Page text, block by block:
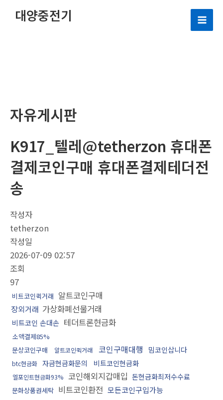
대양중전기
Main
자유게시판
K917_텔레@tetherzon 휴대폰
결제코인구매 휴대폰결제테더전
송
작성자
tetherzon
작성일
2026-07-09 02:57
조회
97
비트코인퀵거래 알트코인구매
장외거래 가상화폐선물거래
비트코인 손대손 테더트론현금화
소액결제85%
문상코인구매
알트코인퀵거래 코인구매대행 밈코인삽니다
btc현금화 자금현금화문의 비트코인현금화
엘포인트현금화93% 코인해외지갑매입 돈현금화최저수수료
문화상품권세탁 비트코인환전 모든코인구입가능